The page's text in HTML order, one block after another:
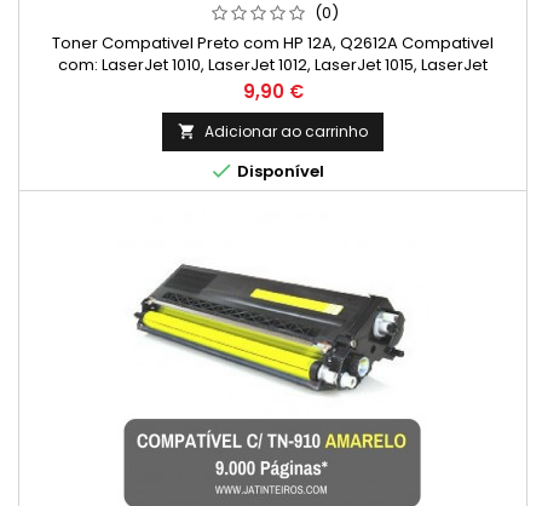
(0)
Toner Compativel Preto com HP 12A, Q2612A Compativel
com: LaserJet 1010, LaserJet 1012, LaserJet 1015, LaserJet
1018, LaserJet 1020, LaserJet 1022, LaserJet 1022N, LaserJet
1022NW, LaserJet 1028, LaserJet 108S,E LaserJet 301,5 LaserJet
3020, LaserJet 3030, LaserJet 3050, LaserJet 3052, LaserJet
3055, LaserJet M 1005, LaserJet M 1005MFP, LaserJet M...
Preço
9,90 €
 Adicionar ao carrinho
 Disponível